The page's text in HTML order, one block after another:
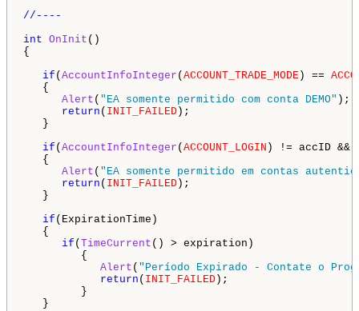
//----
int OnInit ()
{
if ( AccountInfoInteger ( ACCOUNT_TRADE_MODE ) ==
{
Alert ( "EA somente permitido com conta DEMO" );
return ( INIT_FAILED );
}
if ( AccountInfoInteger ( ACCOUNT_LOGIN ) != accID
{
Alert ( "EA somente permitido em contas
return ( INIT_FAILED );
}
if (ExpirationTime)
{
if ( TimeCurrent () > expiration)
{
Alert ( "Período Expirado - Contate o
return ( INIT_FAILED );
}
}